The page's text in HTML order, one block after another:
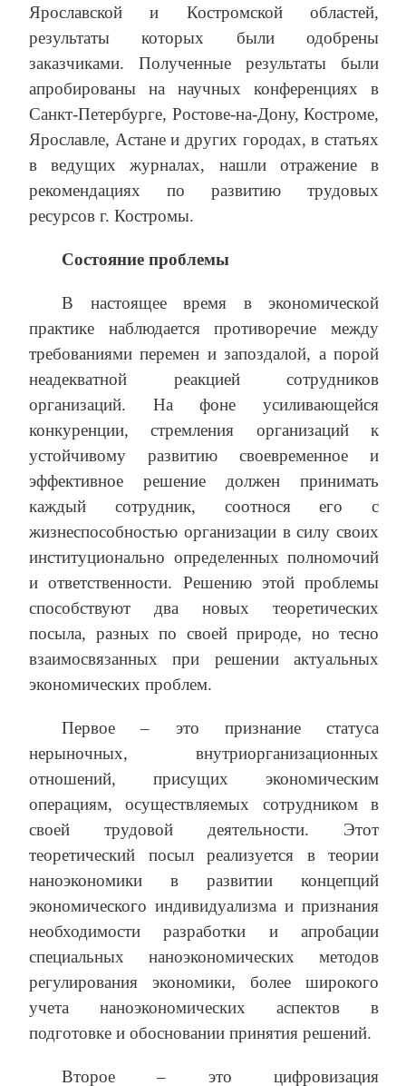
Ярославской и Костромской областей,
результаты которых были одобрены
заказчиками. Полученные результаты были
апробированы на научных конференциях в
Санкт-Петербурге, Ростове-на-Дону, Костроме,
Ярославле, Астане и других городах, в статьях
в ведущих журналах, нашли отражение в
рекомендациях по развитию трудовых
ресурсов г. Костромы.
Состояние проблемы
В настоящее время в экономической
практике наблюдается противоречие между
требованиями перемен и запоздалой, а порой
неадекватной реакцией сотрудников
организаций. На фоне усиливающейся
конкуренции, стремления организаций к
устойчивому развитию своевременное и
эффективное решение должен принимать
каждый сотрудник, соотнося его с
жизнеспособностью организации в силу своих
институционально определенных полномочий
и ответственности. Решению этой проблемы
способствуют два новых теоретических
посыла, разных по своей природе, но тесно
взаимосвязанных при решении актуальных
экономических проблем.
Первое – это признание статуса
нерыночных, внутриорганизационных
отношений, присущих экономическим
операциям, осуществляемых сотрудником в
своей трудовой деятельности. Этот
теоретический посыл реализуется в теории
наноэкономики в развитии концепций
экономического индивидуализма и признания
необходимости разработки и апробации
специальных наноэкономических методов
регулирования экономики, более широкого
учета наноэкономических аспектов в
подготовке и обосновании принятия решений.
Второе – это цифровизация